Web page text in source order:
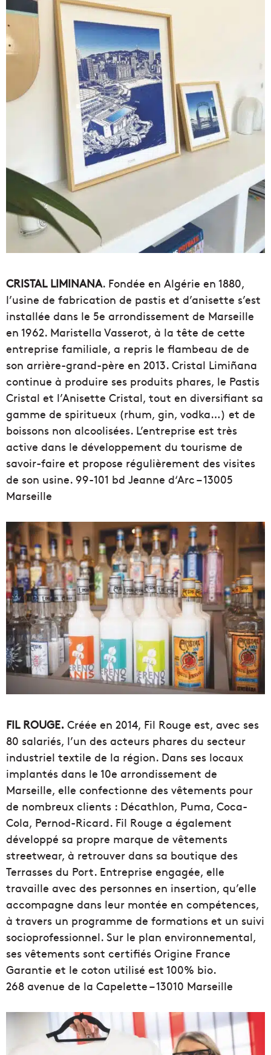
CRISTAL LIMINANA. Fondée en Algérie en 1880,
l’usine de fabrication de pastis et d’anisette s’est
installée dans le 5e arrondissement de Marseille
en 1962. Maristella Vasserot, à la tête de cette
entreprise familiale, a repris le flambeau de de
son arrière-grand-père en 2013. Cristal Limiñana
continue à produire ses produits phares, le Pastis
Cristal et l’Anisette Cristal, tout en diversifiant sa
gamme de spiritueux (rhum, gin, vodka…) et de
boissons non alcoolisées. L’entreprise est très
active dans le développement du tourisme de
savoir-faire et propose régulièrement des visites
de son usine. 99-101 bd Jeanne d‘Arc – 13005
Marseille
FIL ROUGE. Créée en 2014, Fil Rouge est, avec ses
80 salariés, l’un des acteurs phares du secteur
industriel textile de la région. Dans ses locaux
implantés dans le 10e arrondissement de
Marseille, elle confectionne des vêtements pour
de nombreux clients : Décathlon, Puma, Coca-
Cola, Pernod-Ricard. Fil Rouge a également
développé sa propre marque de vêtements
streetwear, à retrouver dans sa boutique des
Terrasses du Port. Entreprise engagée, elle
travaille avec des personnes en insertion, qu’elle
accompagne dans leur montée en compétences,
à travers un programme de formations et un suivi
socioprofessionnel. Sur le plan environnemental,
ses vêtements sont certifiés Origine France
Garantie et le coton utilisé est 100% bio.
268 avenue de la Capelette – 13010 Marseille